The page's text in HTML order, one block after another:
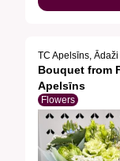
TC Apelsīns, Ādaži
Bouquet from
Apelsīns
Flowers